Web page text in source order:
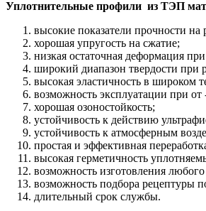
Уплотнительные профили из ТЭП
высокие показатели прочности на
хорошая упругость на сжатие;
низкая остаточная деформация
широкий диапазон твердости при
высокая эластичность в широком
возможность эксплуатации при
хорошая озоностойкость;
устойчивость к действию
устойчивость к атмосферным
простая и эффективная
высокая герметичность
возможность изготовления
возможность подбора рецептуры
длительный срок службы.